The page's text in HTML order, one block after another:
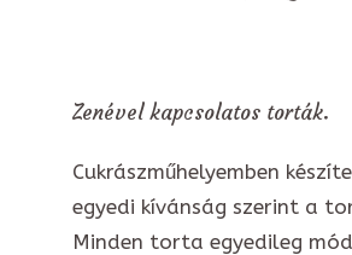
Zenével kapcsolatos torták.
Cukrászműhelyemben
egyedi kívánság szerint a
Minden torta egyedileg